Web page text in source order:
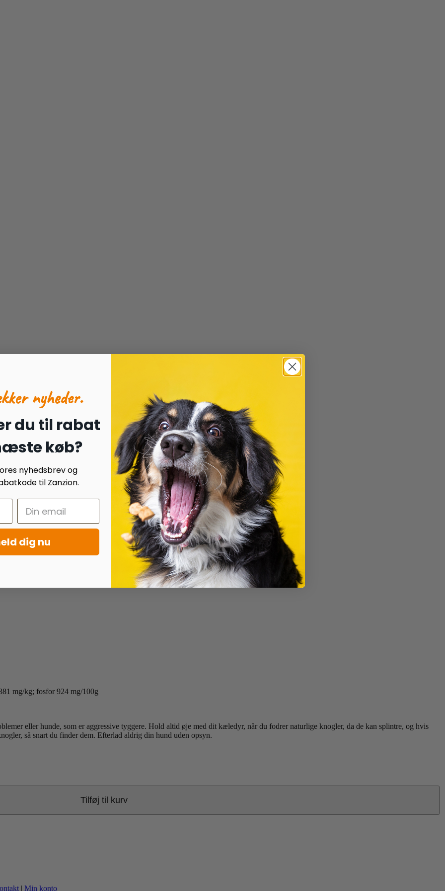
mg/kg; fosfor 924 mg/100g
eller hunde, som er aggressive tyggere. Hold altid øje med dit kæledyr, når du fodrer naturlige knogler, da de kan splintre, og hvis
så snart du finder dem. Efterlad aldrig din hund uden opsyn.
Tilføj til kurv
| Min konto
nyheder.
du til rabat
køb?
nyhedsbrev og
til Zanzion.
dig nu